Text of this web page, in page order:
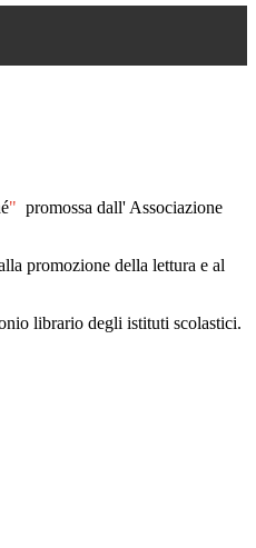
" promossa dall' Associazione
promozione della lettura e al
librario degli istituti scolastici.